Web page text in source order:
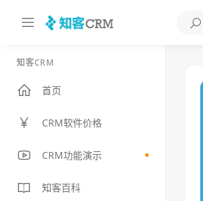
知客CRM
首页
CRM软件价格
CRM功能演示
知客百科